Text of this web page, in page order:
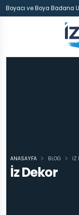
Boyacı ve Boya Badana
İz Dekor
ANASAYFA BLOG İZ